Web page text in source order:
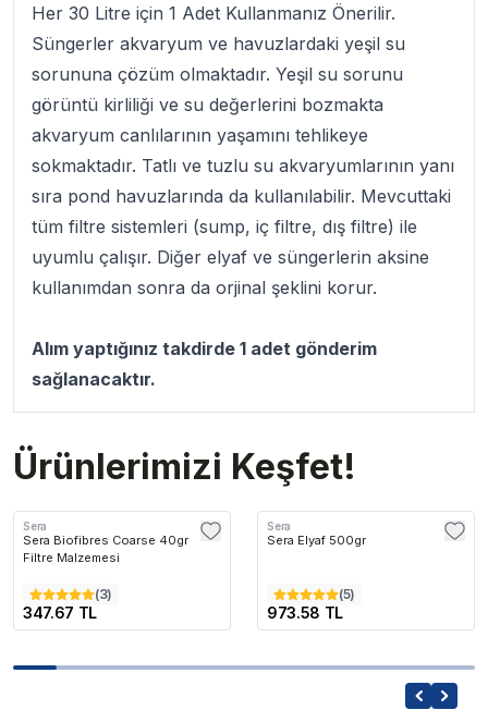
Her 30 Litre için 1 Adet Kullanmanız Önerilir.
Süngerler akvaryum ve havuzlardaki yeşil su
sorununa çözüm olmaktadır. Yeşil su sorunu
görüntü kirliliği ve su değerlerini bozmakta
akvaryum canlılarının yaşamını tehlikeye
sokmaktadır. Tatlı ve tuzlu su akvaryumlarının yanı
sıra pond havuzlarında da kullanılabilir. Mevcuttaki
tüm filtre sistemleri (sump, iç filtre, dış filtre) ile
uyumlu çalışır. Diğer elyaf ve süngerlerin aksine
kullanımdan sonra da orjinal şeklini korur.
Alım yaptığınız takdirde 1 adet gönderim
sağlanacaktır.
Ürünlerimizi Keşfet!
Sera
Sera Biofibres Coarse 40gr
Filtre Malzemesi
(3)
347.67 TL
Sera
Sera Elyaf 500gr
(5)
973.58 TL